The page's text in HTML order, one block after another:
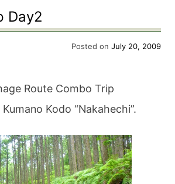
Day2
Posted on July 20, 2009
Route Combo Trip
Kodo “Nakahechi”.